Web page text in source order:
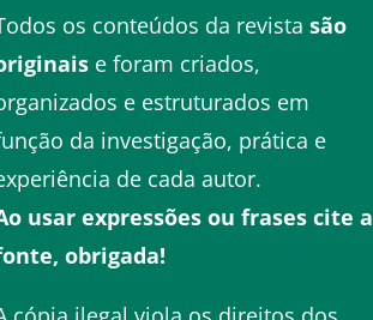
os conteúdos da revista são
e foram criados,
e estruturados em
da investigação, prática e
de cada autor.
usar expressões ou frases cite a
obrigada!